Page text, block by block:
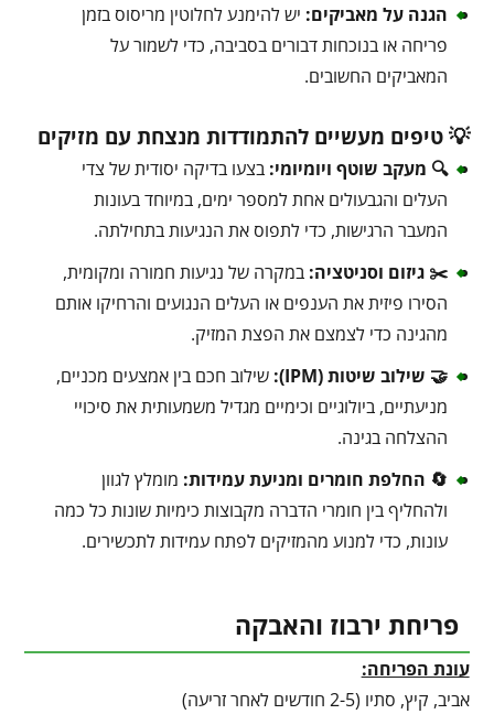
הגנה על מאביקים: יש להימנע לחלוטין מריסוס בזמן
פריחה או בנוכחות דבורים בסביבה, כדי לשמור על
המאביקים החשובים.
💡 טיפים מעשיים להתמודדות מנצחת עם מזיקים
🔍 מעקב שוטף ויומיומי: בצעו בדיקה יסודית של צדי
העלים והגבעולים אחת למספר ימים, במיוחד בעונות
המעבר הרגישות, כדי לתפוס את הנגיעות בתחילתה.
✂️ גיזום וסניטציה: במקרה של נגיעות חמורה ומקומית,
הסירו פיזית את הענפים או העלים הנגועים והרחיקו אותם
מהגינה כדי לצמצם את הפצת המזיק.
🤝 שילוב שיטות (IPM):
שילוב חכם בין אמצעים מכניים,
מניעתיים, ביולוגיים וכימיים מגדיל משמעותית את סיכויי
ההצלחה בגינה.
🔄 החלפת חומרים ומניעת עמידות: מומלץ לגוון
ולהחליף בין חומרי הדברה מקבוצות כימיות שונות כל כמה
עונות, כדי למנוע מהמזיקים לפתח עמידות לתכשירים.
פריחת ירבוז והאבקה
עונת הפריחה:
אביב, קיץ, סתיו (2-5 חודשים לאחר זריעה)